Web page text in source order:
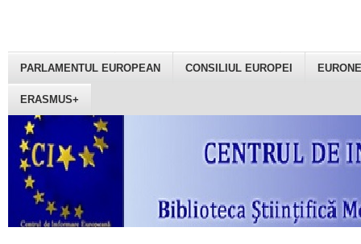
PARLAMENTUL EUROPEAN CONSILIUL EUROPEI
ERASMUS+